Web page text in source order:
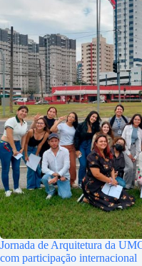
Jornada de Arquitetura da
com participação internacional